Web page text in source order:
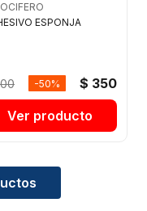
ESPONJA
$ 350
-50%
Ver producto